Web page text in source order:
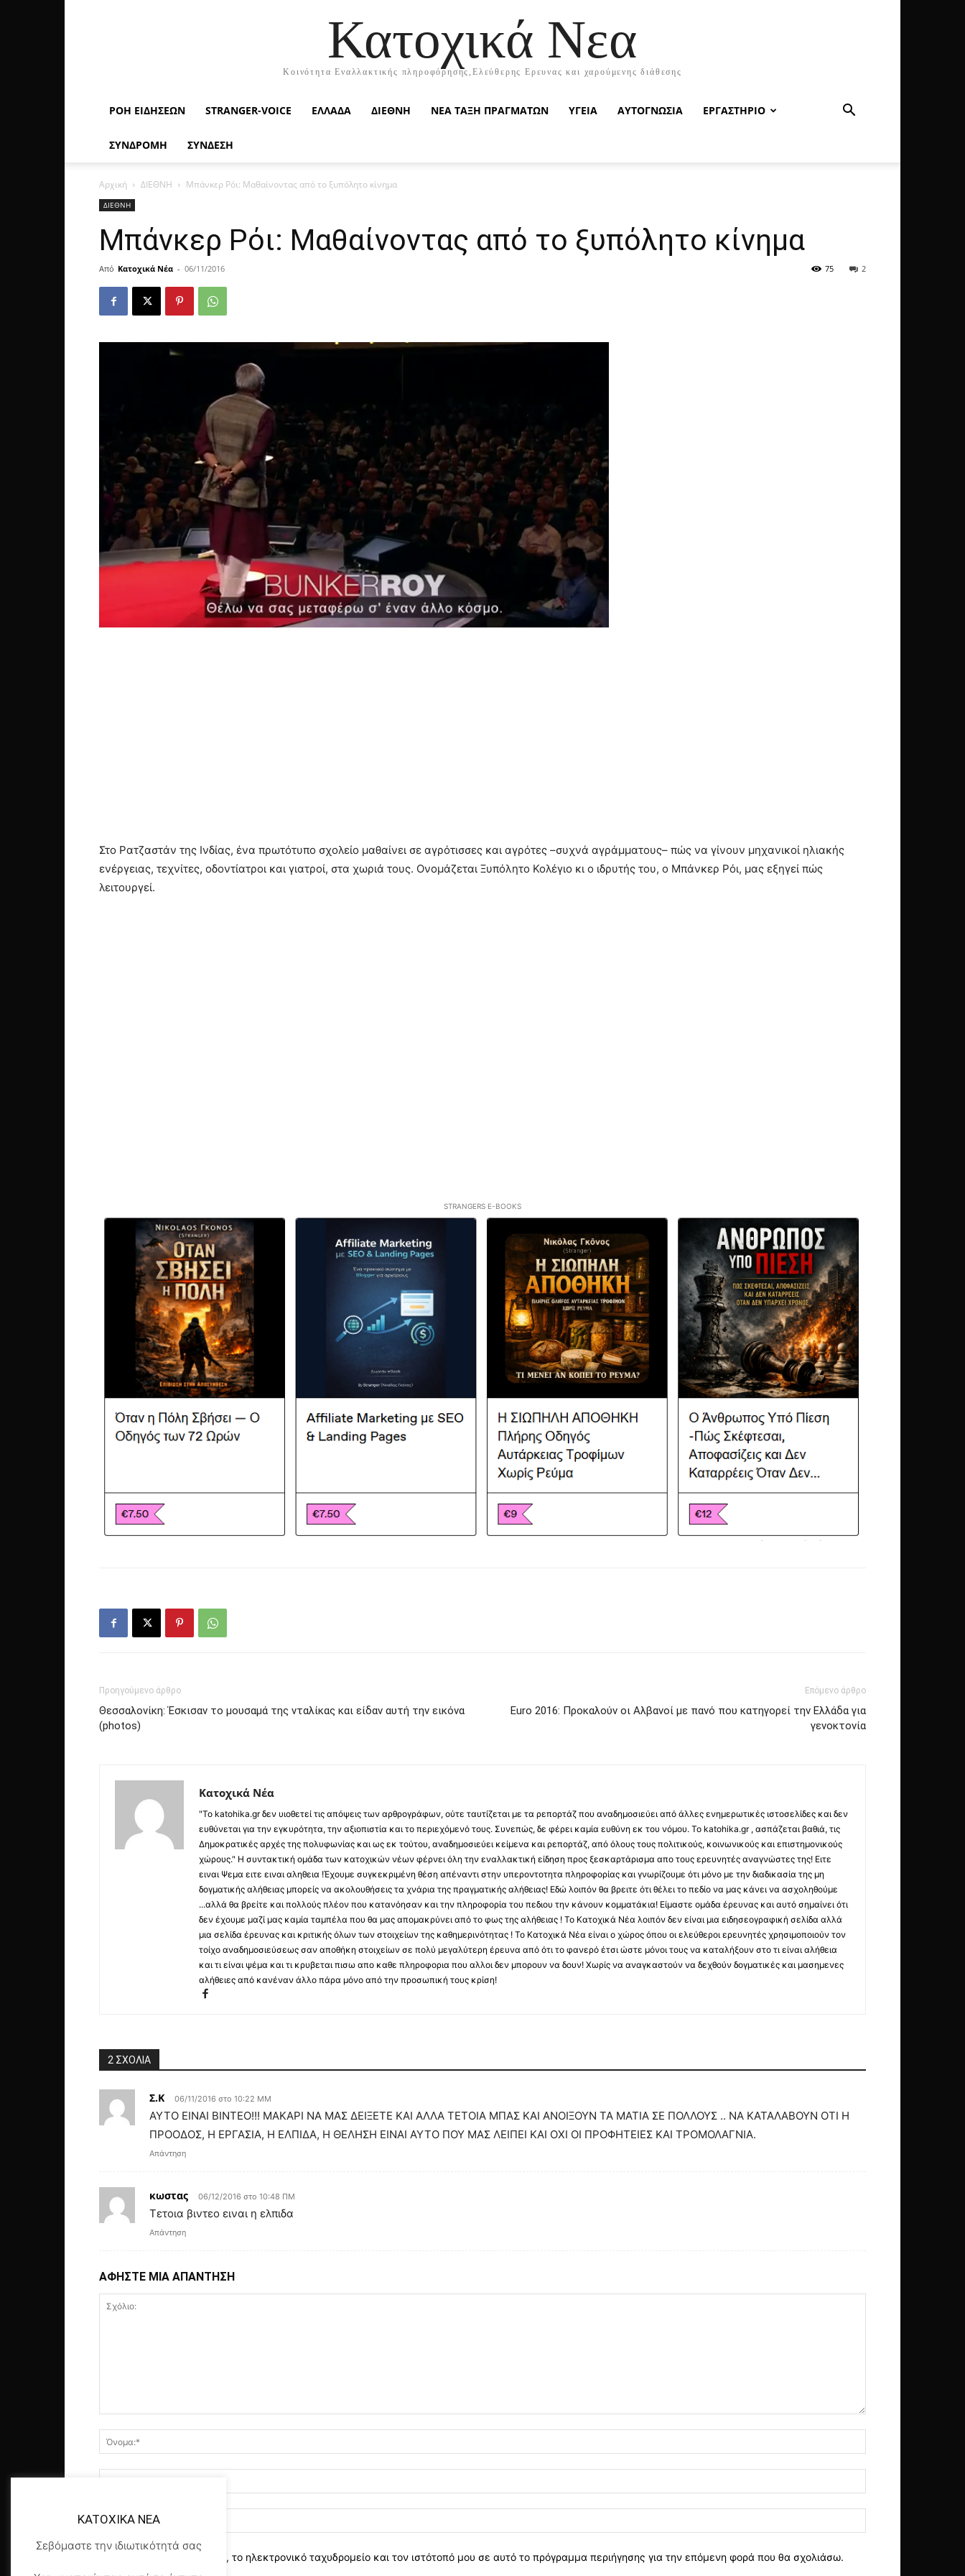
Κατοχικά Νεα
Κοινότητα Εναλλακτικής πληροφόρησης,Ελεύθερης Ερευνας και χαρούμενης διάθεσης
ΡΟΉ ΕΙΔΉΣΕΩΝ STRANGER-VOICE ΕΛΛΑΔΑ ΔΙΕΘΝΗ ΝΕΑ ΤΑΞΗ ΠΡΑΓΜΑΤΩΝ ΥΓΕΙΑ ΑΥΤΟΓΝΩΣΙΑ ΕΡΓΑΣΤΗΡΙΟ
ΣΥΝΔΡΟΜΗ ΣΥΝΔΕΣΗ
Αρχική ΔΙΕΘΝΗ Μπάνκερ Ρόι: Μαθαίνοντας από το ξυπόλητο κίνημα
ΔΙΕΘΝΗ
Μπάνκερ Ρόι: Μαθαίνοντας από το ξυπόλητο κίνημα
Από Κατοχικά Νέα - 06/11/2016 2
75
Στο Ρατζαστάν της Ινδίας, ένα πρωτότυπο σχολείο μαθαίνει σε αγρότισσες και αγρότες –συχνά αγράμματους– πώς να γίνουν μηχανικοί ηλιακής
ενέργειας, τεχνίτες, οδοντίατροι και γιατροί, στα χωριά τους. Ονομάζεται Ξυπόλητο Κολέγιο κι ο ιδρυτής του, ο Μπάνκερ Ρόι, μας εξηγεί πώς
λειτουργεί.
STRANGERS E-BOOKS
Προηγούμενο άρθρο
Θεσσαλονίκη: Έσκισαν το μουσαμά της νταλίκας και είδαν αυτή την εικόνα
(photos)
Επόμενο άρθρο
Euro 2016: Προκαλούν οι Αλβανοί με πανό που κατηγορεί την Ελλάδα για
γενοκτονία
Κατοχικά Νέα
"Το katohika.gr δεν υιοθετεί τις απόψεις των αρθρογράφων, ούτε ταυτίζεται με τα ρεπορτάζ που αναδημοσιεύει από άλλες ενημερωτικές ιστοσελίδες και δεν
ευθύνεται για την εγκυρότητα, την αξιοπιστία και το περιεχόμενό τους. Συνεπώς, δε φέρει καμία ευθύνη εκ του νόμου. Το katohika.gr , ασπάζεται βαθιά, τις
Δημοκρατικές αρχές της πολυφωνίας και ως εκ τούτου, αναδημοσιεύει κείμενα και ρεπορτάζ, από όλους τους πολιτικούς, κοινωνικούς και επιστημονικούς
χώρους." Η συντακτική ομάδα των κατοχικών νέων φέρνει όλη την εναλλακτική είδηση προς ξεσκαρτάρισμα απο τους ερευνητές αναγνώστες της! Ειτε
ειναι Ψεμα ειτε ειναι αληθεια !Έχουμε συγκεκριμένη θέση απέναντι στην υπεροντοτητα πληροφορίας και γνωρίζουμε ότι μόνο με την διαδικασία της μη
δογματικής αλήθειας μπορείς να ακολουθήσεις τα χνάρια της πραγματικής αλήθειας! Εδώ λοιπόν θα βρειτε ότι θέλει το πεδίο να μας κάνει να ασχοληθούμε
...αλλά θα βρείτε και πολλούς πλέον που κατανόησαν και την πληροφορία του πεδιου την κάνουν κομματάκια! Είμαστε ομάδα έρευνας και αυτό σημαίνει ότι
δεν έχουμε μαζί μας καμία ταμπέλα που θα μας απομακρύνει από το φως της αλήθειας ! Το Κατοχικά Νέα λοιπόν δεν είναι μια ειδησεογραφική σελίδα αλλά
μια σελίδα έρευνας και κριτικής όλων των στοιχείων της καθημερινότητας ! Το Κατοχικά Νέα είναι ο χώρος όπου οι ελεύθεροι ερευνητές χρησιμοποιούν τον
τοίχο αναδημοσιεύσεως σαν αποθήκη στοιχείων σε πολύ μεγαλύτερη έρευνα από ότι το φανερό έτσι ώστε μόνοι τους να καταλήξουν στο τι είναι αλήθεια
και τι είναι ψέμα και τι κρυβεται πισω απο καθε πληροφορια που αλλοι δεν μπορουν να δουν! Χωρίς να αναγκαστούν να δεχθούν δογματικές και μασημενες
αλήθειες από κανέναν άλλο πάρα μόνο από την προσωπική τους κρίση!
2 ΣΧΟΛΙΑ
Σ.Κ 06/11/2016 στο 10:22 ΜΜ
ΑΥΤΟ ΕΙΝΑΙ ΒΙΝΤΕΟ!!! ΜΑΚΑΡΙ ΝΑ ΜΑΣ ΔΕΙΞΕΤΕ ΚΑΙ ΑΛΛΑ ΤΕΤΟΙΑ ΜΠΑΣ ΚΑΙ ΑΝΟΙΞΟΥΝ ΤΑ ΜΑΤΙΑ ΣΕ ΠΟΛΛΟΥΣ .. ΝΑ ΚΑΤΑΛΑΒΟΥΝ ΟΤΙ Η
ΠΡΟΟΔΟΣ, Η ΕΡΓΑΣΙΑ, Η ΕΛΠΙΔΑ, Η ΘΕΛΗΣΗ ΕΙΝΑΙ ΑΥΤΟ ΠΟΥ ΜΑΣ ΛΕΙΠΕΙ ΚΑΙ ΟΧΙ ΟΙ ΠΡΟΦΗΤΕΙΕΣ ΚΑΙ ΤΡΟΜΟΛΑΓΝΙΑ.
Απάντηση
κωστας 06/12/2016 στο 10:48 ΠΜ
Τετοια βιντεο ειναι η ελπιδα
Απάντηση
ΑΦΗΣΤΕ ΜΙΑ ΑΠΑΝΤΗΣΗ
αποθηκεύστε το όνομα, το ηλεκτρονικό ταχυδρομείο και τον ιστότοπό μου σε αυτό το πρόγραμμα περιήγησης για την επόμενη φορά που θα σχολιάσω.
KATOXIKA NEA
Σεβόμαστε την ιδιωτικότητά σας